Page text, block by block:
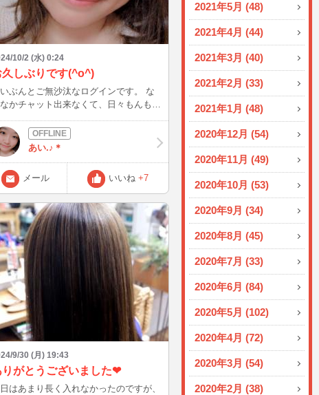
2021年5月 (48)
2021年4月 (44)
2021年3月 (40)
2021年2月 (33)
2021年1月 (48)
2020年12月 (54)
2020年11月 (49)
2020年10月 (53)
2020年9月 (34)
2020年8月 (45)
2020年7月 (33)
2020年6月 (84)
2020年5月 (102)
2020年4月 (72)
2020年3月 (54)
2020年2月 (38)
10/2 (水) 0:24
久しぶりです(^o^)
ぶんとご無沙汰なログインです。 な
かチャット出来なくて、日々もんもん
インした時はぜひぜひ話しかけていた
たら嬉しいです！ 夜遅くに、タイピ
グで。。小声で。。が多いかもしれませ
が、皆様の声は聞こえるので！ お誘い
ってます(^o^)
あい.♪＊
メール いいね +7
9/30 (月) 19:43
りがとうございました❤︎
はあまり長く入れなかったのですが、